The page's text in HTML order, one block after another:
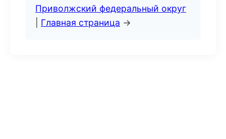
Приволжский федеральный округ
Главная страница →